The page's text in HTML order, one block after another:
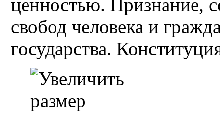
ценностью. Признание,
свобод человека и
государства.